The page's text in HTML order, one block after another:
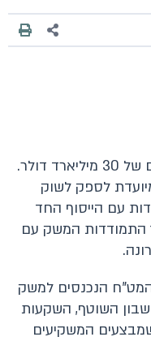
בנק ישראל ירכוש בשנת 2021 סכום של 30 מיליארד דולר.
לספק לשוק
עם הייסוף החד
התמודדות המשק עם
הנכנסים למשק
השוטף, השקעות
המשקיעים